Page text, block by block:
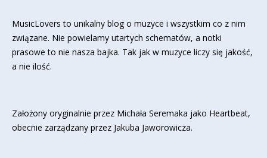
MusicLovers to unikalny blog o muzyce i wszystkim co z nim
związane. Nie powielamy utartych schematów, a notki
prasowe to nie nasza bajka. Tak jak w muzyce liczy się jakość,
a nie ilość.
Założony oryginalnie przez Michała Seremaka jako Heartbeat,
obecnie zarządzany przez Jakuba Jaworowicza.